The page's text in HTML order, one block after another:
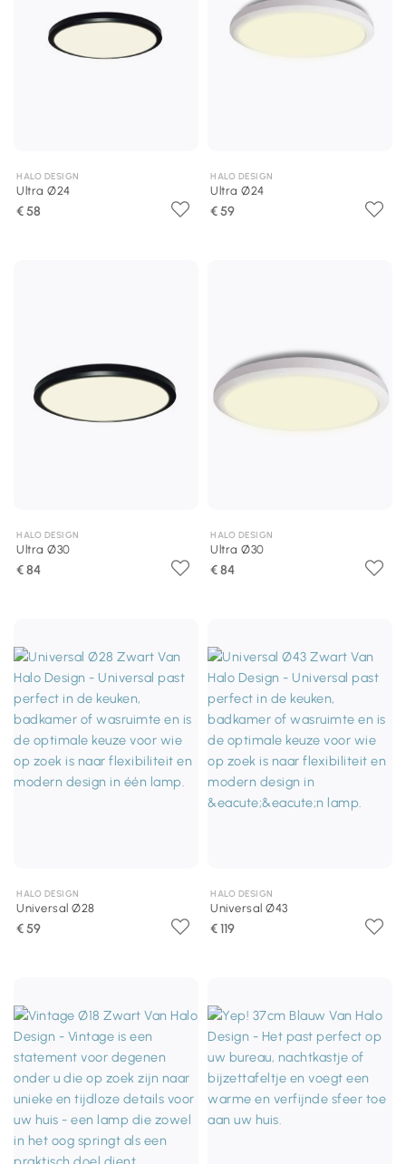
HALO DESIGN
Ultra Ø24
€ 58
HALO DESIGN
Ultra Ø24
€ 59
HALO DESIGN
Ultra Ø30
€ 84
HALO DESIGN
Ultra Ø30
€ 84
HALO DESIGN
Universal Ø28
€ 59
HALO DESIGN
Universal Ø43
€ 119